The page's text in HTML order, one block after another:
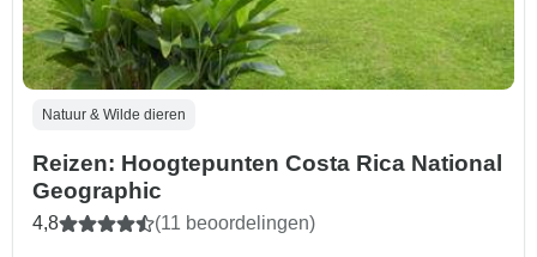
Natuur & Wilde dieren
Reizen: Hoogtepunten Costa Rica National
Geographic
4,8 (11 beoordelingen)